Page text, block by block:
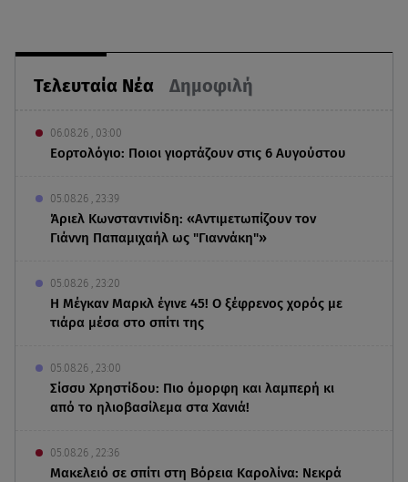
Τελευταία Νέα Δημοφιλή
06.08.26 , 03:00
Εορτολόγιο: Ποιοι γιορτάζουν στις 6 Αυγούστου
05.08.26 , 23:39
Άριελ Κωνσταντινίδη: «Αντιμετωπίζουν τον
Γιάννη Παπαμιχαήλ ως "Γιαννάκη"»
05.08.26 , 23:20
Η Μέγκαν Μαρκλ έγινε 45! Ο ξέφρενος χορός με
τιάρα μέσα στο σπίτι της
05.08.26 , 23:00
Σίσσυ Χρηστίδου: Πιο όμορφη και λαμπερή κι
από το ηλιοβασίλεμα στα Χανιά!
05.08.26 , 22:36
Μακελειό σε σπίτι στη Βόρεια Καρολίνα: Νεκρά